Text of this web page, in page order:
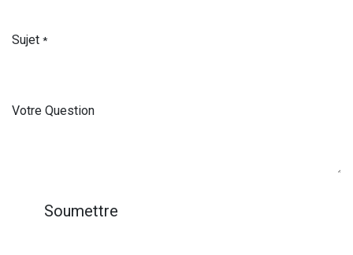
Sujet *
Votre Question
Soumettre